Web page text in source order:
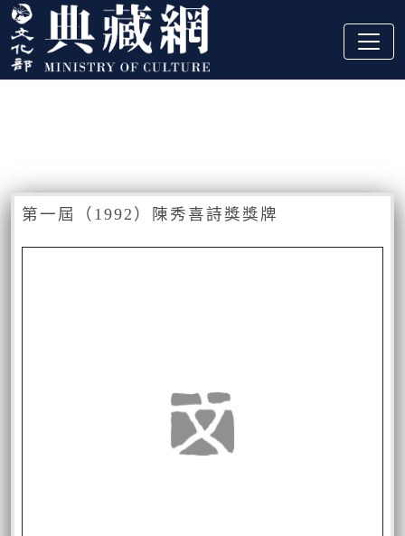
跳到主要內容
:::
第一屆（1992）陳秀喜詩獎獎牌